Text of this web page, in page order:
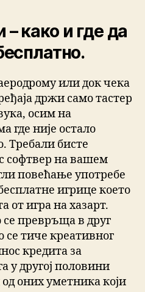
како и где да
или док чека
држи само тастер
осим на
где није остало
Требали бисте
софтвер на вашем
повећање употребе
игрице което
от игра на хазарт.
превръща в друг
се тиче креативног
кредита за
у другој половини
од оних уметника који